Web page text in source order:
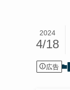
2024
4/18
広告